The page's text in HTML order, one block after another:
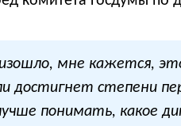
мне кажется,
достигнет степени
понимать, какое